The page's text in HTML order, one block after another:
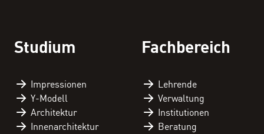
Fachbereichskalender
Downloads
Kontakt
Studium
Impressionen
Y-Modell
Architektur
Innenarchitektur
Fachbereich
Lehrende
Verwaltung
Institutionen
Beratung